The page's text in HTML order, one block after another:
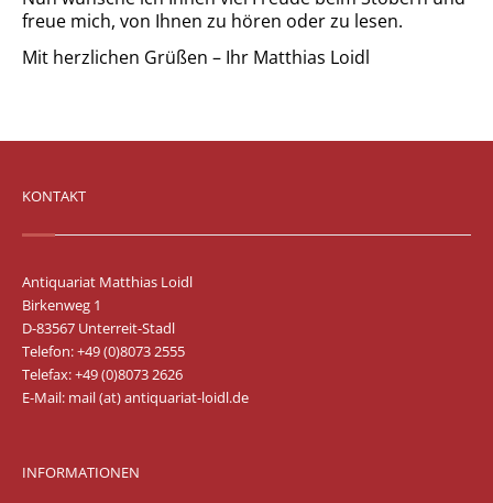
freue mich, von Ihnen zu hören oder zu lesen.
Mit herzlichen Grüßen – Ihr Matthias Loidl
KONTAKT
Antiquariat Matthias Loidl
Birkenweg 1
D-83567 Unterreit-Stadl
Telefon: +49 (0)8073 2555
Telefax: +49 (0)8073 2626
E-Mail: mail (at) antiquariat-loidl.de
INFORMATIONEN